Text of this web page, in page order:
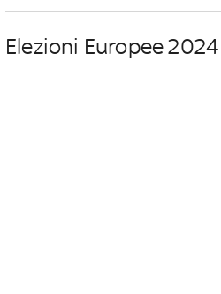
Elezioni Europee 2024